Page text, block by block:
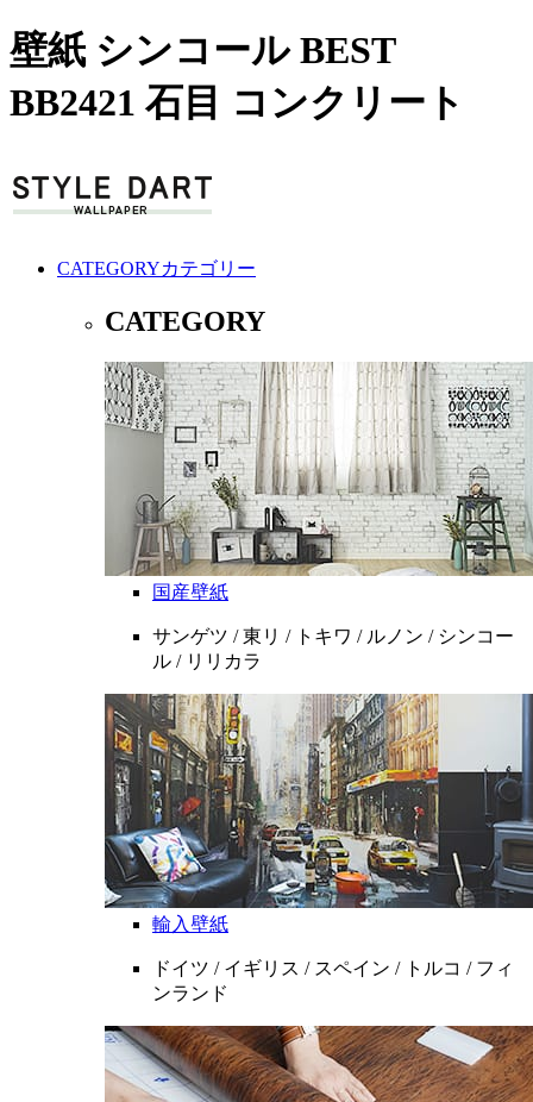
壁紙 シンコール BEST
BB2421 石目 コンクリート
CATEGORYカテゴリー
CATEGORY
国産壁紙
サンゲツ / 東リ / トキワ / ルノン / シンコー
ル / リリカラ
輸入壁紙
ドイツ / イギリス / スペイン / トルコ / フィ
ンランド